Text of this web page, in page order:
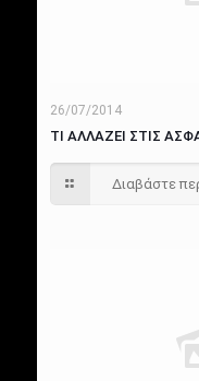
26/07/2014
ΤΙ ΑΛΛΑΖΕΙ ΣΤΙΣ
Διαβάστε